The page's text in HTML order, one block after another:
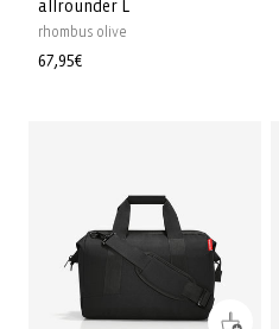
allrounder L
rhombus olive
Prix
67,95€